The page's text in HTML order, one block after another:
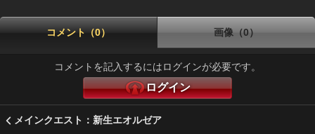
コメント（0） 画像（0）
コメントを記入するにはログインが必要です。
ログイン
メインクエスト：新生エオルゼア